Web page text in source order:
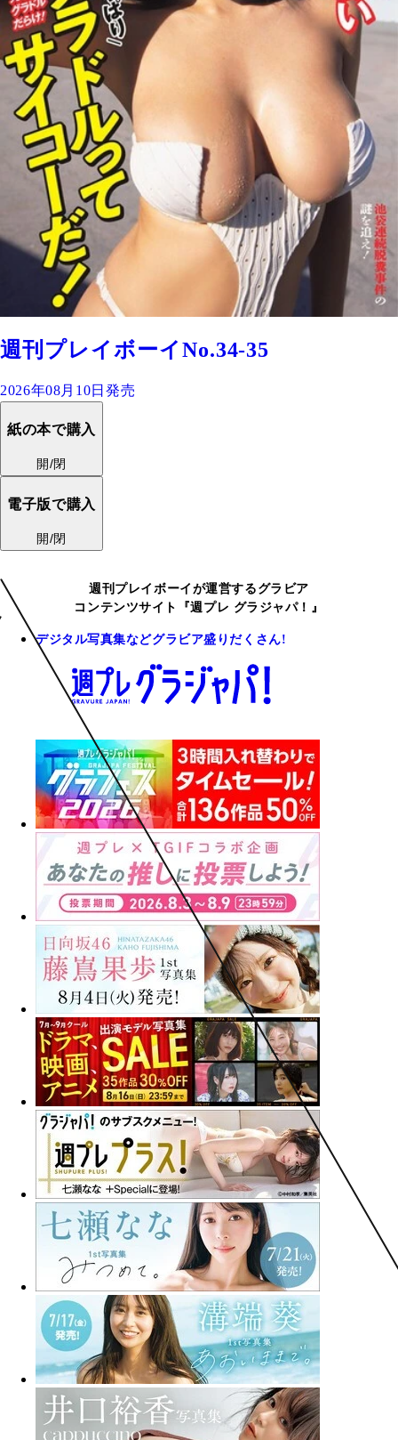
週刊プレイボーイNo.34-35
2026年08月10日発売
紙の本で購入
開/閉
電子版で購入
開/閉
週刊プレイボーイが運営するグラビア
コンテンツサイト『週プレ グラジャパ！』
デジタル写真集などグラビア盛りだくさん!